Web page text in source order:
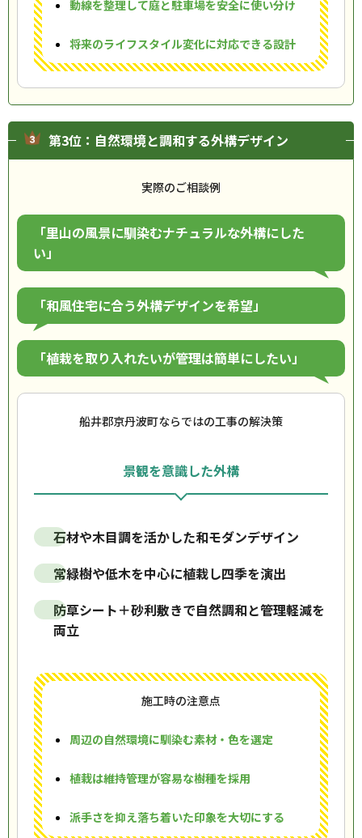
動線を整理して庭と駐車場を安全に使い分け
将来のライフスタイル変化に対応できる設計
第3位：自然環境と調和する外構デザイン
実際のご相談例
「里山の風景に馴染むナチュラルな外構にした
い」
「和風住宅に合う外構デザインを希望」
「植栽を取り入れたいが管理は簡単にしたい」
船井郡京丹波町ならではの工事の解決策
景観を意識した外構
石材や木目調を活かした和モダンデザイン
常緑樹や低木を中心に植栽し四季を演出
防草シート＋砂利敷きで自然調和と管理軽減を
両立
施工時の注意点
周辺の自然環境に馴染む素材・色を選定
植栽は維持管理が容易な樹種を採用
派手さを抑え落ち着いた印象を大切にする